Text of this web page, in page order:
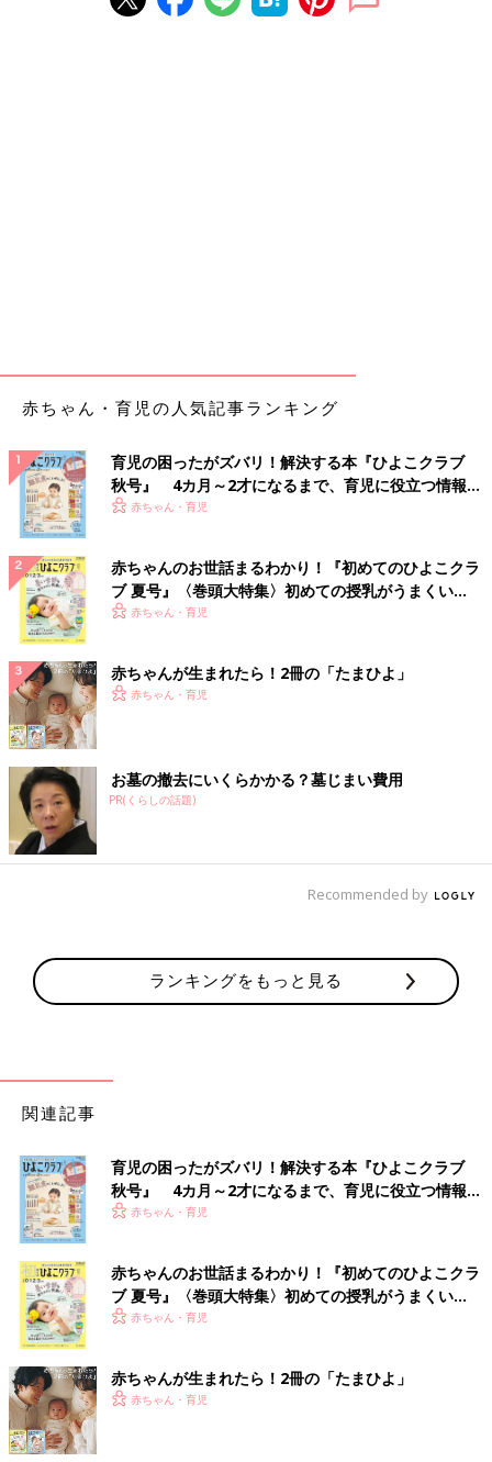
赤ちゃん・育児の人気記事ランキング
育児の困ったがズバリ！解決する本『ひよこクラブ
秋号』 4カ月～2才になるまで、育児に役立つ情報が
いっぱい！
赤ちゃん・育児
赤ちゃんのお世話まるわかり！『初めてのひよこクラ
ブ 夏号』〈巻頭大特集〉初めての授乳がうまくい
く！ おっぱい・ミルクの基本と夏のトラブル 解決テ
赤ちゃん・育児
赤ちゃんが生まれたら！2冊の「たまひよ」
赤ちゃん・育児
お墓の撤去にいくらかかる？墓じまい費用
PR(くらしの話題)
Recommended by
ランキングをもっと見る
関連記事
育児の困ったがズバリ！解決する本『ひよこクラブ
秋号』 4カ月～2才になるまで、育児に役立つ情報が
いっぱい！
赤ちゃん・育児
赤ちゃんのお世話まるわかり！『初めてのひよこクラ
ブ 夏号』〈巻頭大特集〉初めての授乳がうまくい
く！ おっぱい・ミルクの基本と夏のトラブル 解決テ
赤ちゃん・育児
赤ちゃんが生まれたら！2冊の「たまひよ」
赤ちゃん・育児